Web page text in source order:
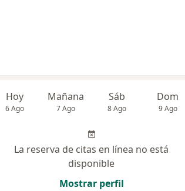
Hoy
6 Ago
Mañana
7 Ago
Sáb
8 Ago
Dom
9 Ago
La reserva de citas en línea no está
disponible
Mostrar perfil